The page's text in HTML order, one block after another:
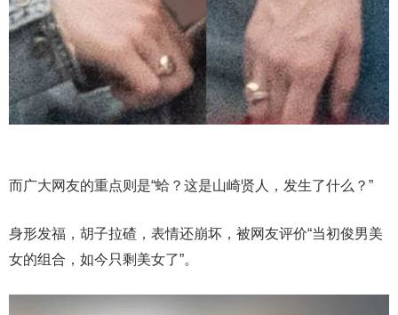
而广大网友的重点则是“蛤？这是山崎贤人，发生了什么？”
身形发福，胡子拉碴，表情还崩坏，被网友评价“当初俊男美
女的组合，如今只剩美女了”。